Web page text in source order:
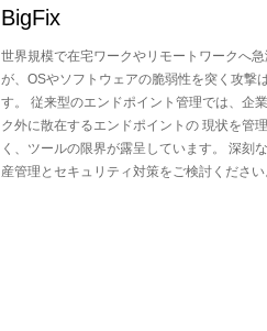
BigFix
世界規模で在宅ワークやリモートワークへ
が、OSやソフトウェアの脆弱性を突く攻撃
す。 従来型のエンドポイント管理では、企
ク外に散在するエンドポイントの 現状を管
く、ツールの限界が露呈しています。 深刻
産管理とセキュリティ対策をご検討ください